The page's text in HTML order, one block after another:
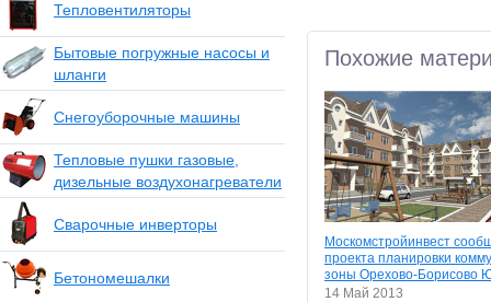
Тепловентиляторы
Бытовые погружные насосы и
шланги
Снегоуборочные машины
Тепловые пушки газовые,
дизельные воздухонагреватели
Сварочные инверторы
Бетономешалки
Похожие
Москомстройинвест
проекта планировки
зоны Орехово-Борисово
14 Май 2013